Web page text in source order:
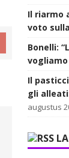
Il riarmo
voto
Bonelli:
Il
gli
augustus